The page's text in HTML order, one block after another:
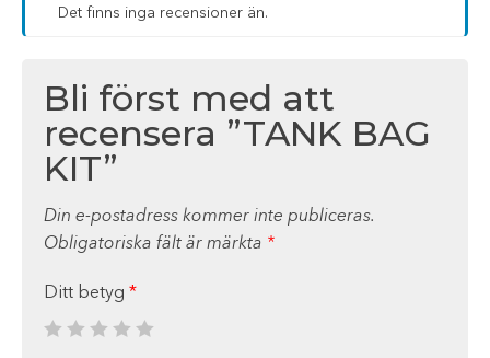
Det finns inga recensioner än.
Bli först med att
recensera ”TANK BAG
KIT”
Din e-postadress kommer inte publiceras.
Obligatoriska fält är märkta *
Ditt betyg *